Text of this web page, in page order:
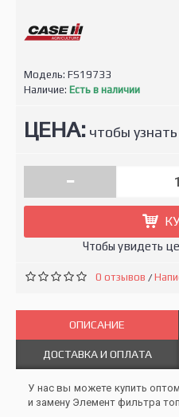
Модель: FS19733
Наличие: Есть в наличии
ЦЕНА: чтобы
-
Чтобы увидеть
0 отзывов /
ОПИСАНИЕ
ДОСТАВКА И ОПЛАТА
У нас вы можете купить
и замену Элемент фильтра